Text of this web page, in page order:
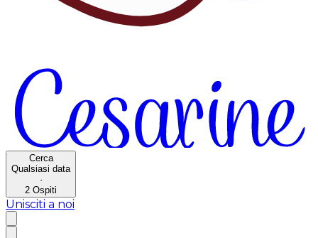
Cerca
Qualsiasi data
·
2 Ospiti
Unisciti a noi